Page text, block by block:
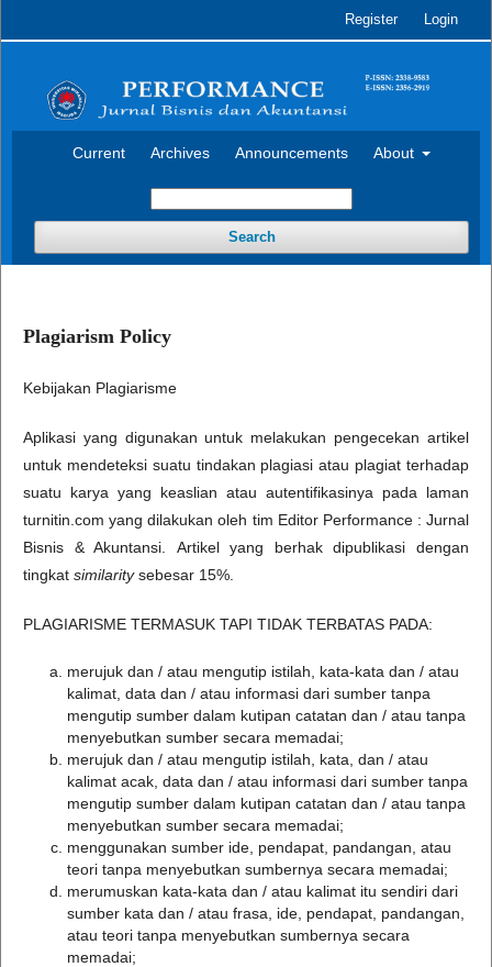
Current Archives Announcements About
Search
Register Login
Plagiarism Policy
Kebijakan Plagiarisme
Aplikasi yang digunakan untuk melakukan pengecekan artikel
untuk mendeteksi suatu tindakan plagiasi atau plagiat terhadap
suatu karya yang keaslian atau autentifikasinya pada laman
turnitin.com yang dilakukan oleh tim Editor Performance : Jurnal
Bisnis & Akuntansi. Artikel yang berhak dipublikasi dengan
tingkat similaritysebesar 15%.
PLAGIARISME TERMASUK TAPI TIDAK TERBATAS PADA:
merujuk dan / atau mengutip istilah, kata-kata dan / atau
kalimat, data dan / atau informasi dari sumber tanpa
mengutip sumber dalam kutipan catatan dan / atau tanpa
menyebutkan sumber secara memadai;
merujuk dan / atau mengutip istilah, kata, dan / atau
kalimat acak, data dan / atau informasi dari sumber tanpa
mengutip sumber dalam kutipan catatan dan / atau tanpa
menyebutkan sumber secara memadai;
menggunakan sumber ide, pendapat, pandangan, atau
teori tanpa menyebutkan sumbernya secara memadai;
merumuskan kata-kata dan / atau kalimat itu sendiri dari
sumber kata dan / atau frasa, ide, pendapat, pandangan,
atau teori tanpa menyebutkan sumbernya secara
memadai;